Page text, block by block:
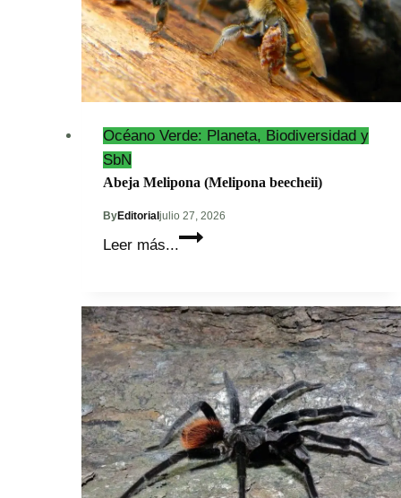
Océano Verde: Planeta, Biodiversidad y
SbN
Abeja Melipona (Melipona beecheii)
ByEditorialjulio 27, 2026
Leer más...
Abeja
beecheii)